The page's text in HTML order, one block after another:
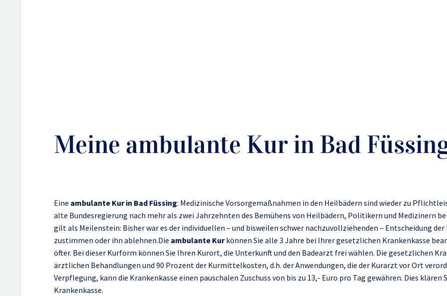
Meine ambulante Kur in Bad
Eine ambulante Kur in Bad Füssing: Medizinische Vorsorgemaßnahmen in den Heilbädern sind wieder zu
alte Bundesregierung nach mehr als zwei Jahrzehnten des Bemühens von Heilbädern, Politikern und Medizinern
gilt als Meilenstein: Bisher war es der individuellen – und bisweilen schwer nachzuvollziehenden – Entscheidung
zustimmen oder ihn ablehnen.Die ambulante Kurkönnen Sie alle 3 Jahre bei Ihrer gesetzlichen Krankenkasse
öfter. Bei dieser Kurform können Sie Ihren Kurort, die Unterkunft und den Badearzt frei wählen. Die gesetzlichen
ärztlichen Behandlungen und 90 Prozent der Kurmittelkosten, d.h. der Anwendungen, die der Kurarzt vor Ort
Verpflegung, kann die Krankenkasse einen pauschalen Zuschuss von bis zu 13,- Euro pro Tag gewähren. Dies
Krankenkasse.